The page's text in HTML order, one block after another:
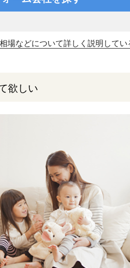
場などについて詳しく説明してい
欲しい